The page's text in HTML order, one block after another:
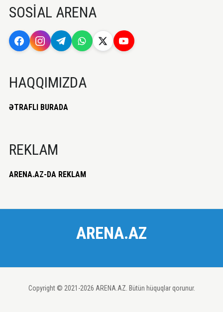
SOSİAL ARENA
HAQQIMIZDA
ƏTRAFLI BURADA
REKLAM
ARENA.AZ-DA REKLAM
ARENA.AZ
Copyright © 2021-2026 ARENA.AZ. Bütün hüquqlar qorunur.